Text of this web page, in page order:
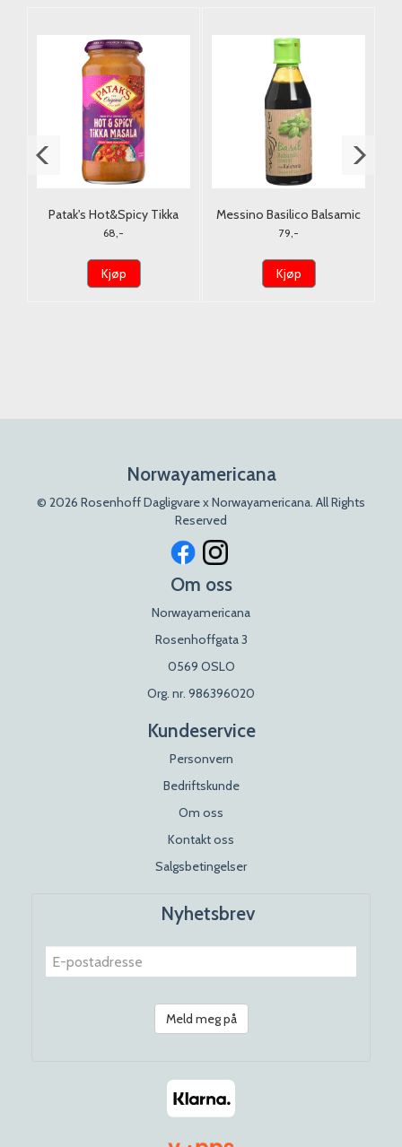
Patak's Hot&Spicy Tikka
Masala 450g.
68,-
Kjøp
Messino Basilico Balsamic
Cream fra Kalamata 250ml.
79,-
Kjøp
Norwayamericana
© 2026 Rosenhoff Dagligvare x Norwayamericana. All Rights
Reserved
Om oss
Norwayamericana
Rosenhoffgata 3
0569 OSLO
Org. nr. 986396020
Kundeservice
Personvern
Bedriftskunde
Om oss
Kontakt oss
Salgsbetingelser
Nyhetsbrev
Meld meg på